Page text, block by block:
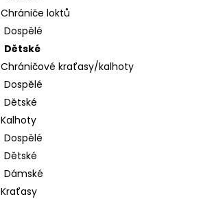
Chrániče loktů
Dospělé
Dětské
Chráničové kraťasy/kalhoty
Dospělé
Dětské
Kalhoty
Dospělé
Dětské
Dámské
Kraťasy